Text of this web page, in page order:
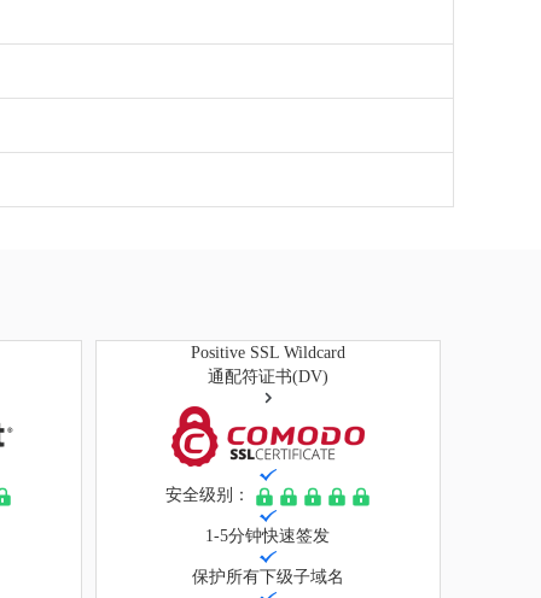
Positive SSL Wildcard
通配符证书(DV)
安全级别：
1-5分钟快速签发
保护所有下级子域名